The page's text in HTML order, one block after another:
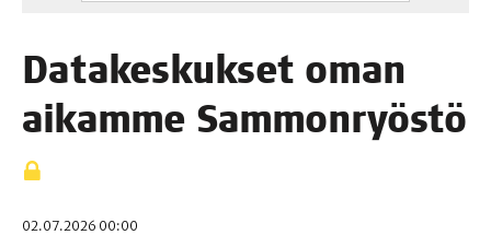
Data­kes­kuk­set oman
aikam­me Sammonryöstö
02.07.2026 00:00